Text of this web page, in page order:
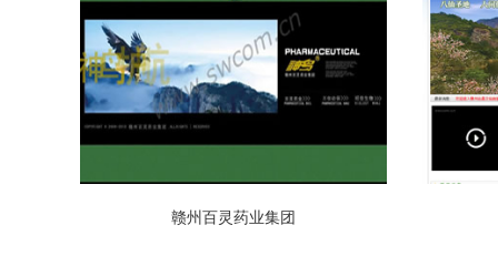
赣州百灵药业集团